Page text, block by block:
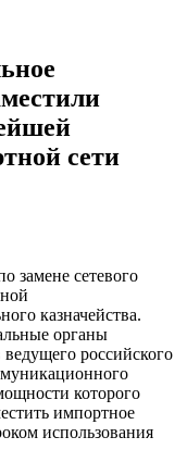
сети
замене сетевого
казначейства.
органы
ведущего российского
которого
импортное
использования